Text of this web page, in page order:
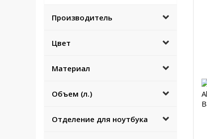
Производитель
Цвет
Материал
Объем (л.)
Отделение для ноутбука